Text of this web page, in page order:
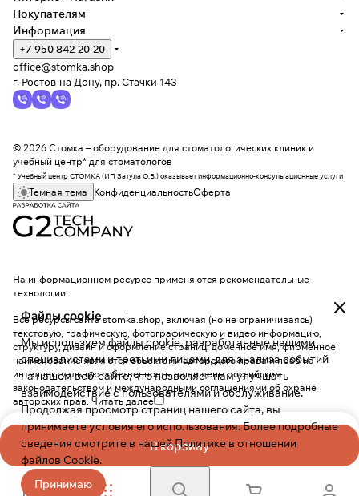
В корзину
Файлы cookie
Мы используем файлы cookie, разработанные нашими
специалистами и третьими лицами, для анализа событий
на нашем веб-сайте, что позволяет нам улучшать
взаимодействие с пользователями и обслуживание.
Продолжая просмотр страниц нашего сайта, вы
принимаете условия его использования. Более подробные
сведения смотрите в нашейПолитике в отношении
файлов Cookie.
Принимаю
Покупателям
Информация
+7 950 842-20-20
office@stomka.shop
г. Ростов-на-Дону, пр. Стачки 143
© 2026 Стомка – оборудование для стоматологических клиник и
учебный центр* для стоматологов
* Учебный центр СТОМКА (ИП Затула О.В.) оказывает информационно-консультационные услуги
Темная тема КонфиденциальностьОферта
На информационном ресурсе применяются рекомендательные
технологии.
Все ресурсы сайта stomka.shop, включая (но не ограничиваясь)
текстовую, графическую, фотографическую и видео информацию,
структуру, дизайн и оформление страниц, доменное имя, фирменное
наименование являются объектами авторского права и прав на
интеллектуальную собственность, защищены российским
законодательством и международными соглашениями об охране
авторских прав. Читать далее